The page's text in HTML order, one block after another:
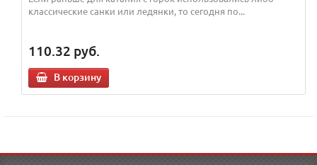
классические санки или ледянки, то сегодня по...
110.32 руб.
В корзину